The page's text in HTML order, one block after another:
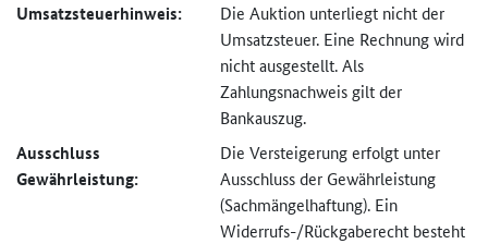
Umsatzsteuer­hinweis:
Die Auktion unterliegt nicht der
Umsatzsteuer. Eine Rechnung wird
nicht ausgestellt. Als
Zahlungsnachweis gilt der
Bankauszug.
Ausschluss
Gewährleistung:
Die Versteigerung erfolgt unter
Ausschluss der Gewährleistung
(Sachmängel­haftung). Ein
Widerrufs-/Rückgaberecht besteht